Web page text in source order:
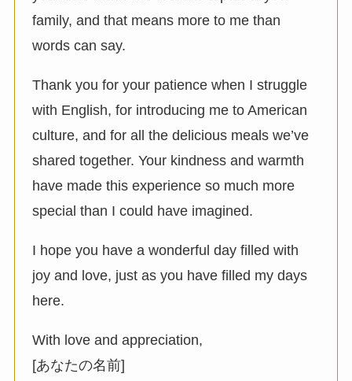
family, and that means more to me than
words can say.
Thank you for your patience when I struggle
with English, for introducing me to American
culture, and for all the delicious meals we’ve
shared together. Your kindness and warmth
have made this experience so much more
special than I could have imagined.
I hope you have a wonderful day filled with
joy and love, just as you have filled my days
here.
With love and appreciation,
[あなたの名前]